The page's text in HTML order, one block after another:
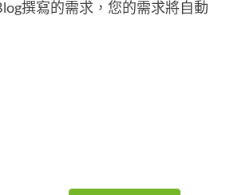
撰寫的需求，您的需求將自動